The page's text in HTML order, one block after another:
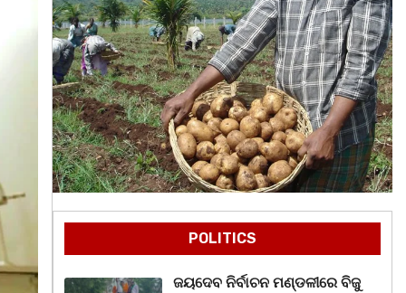
POLITICS
ଜୟଦେବ ନିର୍ବାଚନ ମଣ୍ଡଳୀରେ ବିଜୁ